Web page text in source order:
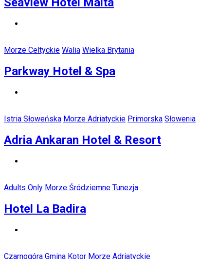
Morze Celtyckie Walia Wielka Brytania
Parkway Hotel & Spa
Istria Słoweńska Morze Adriatyckie Primorska Słowenia
Adria Ankaran Hotel & Resort
Adults Only Morze Śródziemne Tunezja
Hotel La Badira
Czarnogóra Gmina Kotor Morze Adriatyckie